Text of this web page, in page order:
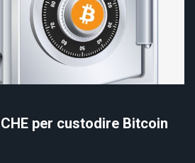
per custodire Bitcoin